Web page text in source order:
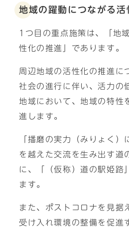
地域の躍動につながる活
1つ目の重点施策は、「地
性化の推進」であります。
周辺地域の活性化の推進に
社会の進行に伴い、活力の
地域において、地域の特性
進します。
「播磨の実力（みりょく）
を越えた交流を生み出す道
に、「（仮称）道の駅姫路
ます。
また、ポストコロナを見据
受け入れ環境の整備を促進